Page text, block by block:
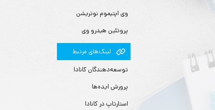
وی اپتیموم نوتریشن
پروتئین هیدرو وی
لينك‌های مرتبط
توسعه‌دهندگان کانادا
پرورش ایده‌ها
استارتاپ در کانادا